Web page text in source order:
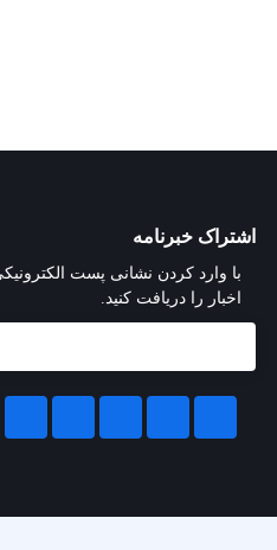
اشتراک خبرنامه
با وارد کردن نشانی پست
اخبار را دریافت کنید.